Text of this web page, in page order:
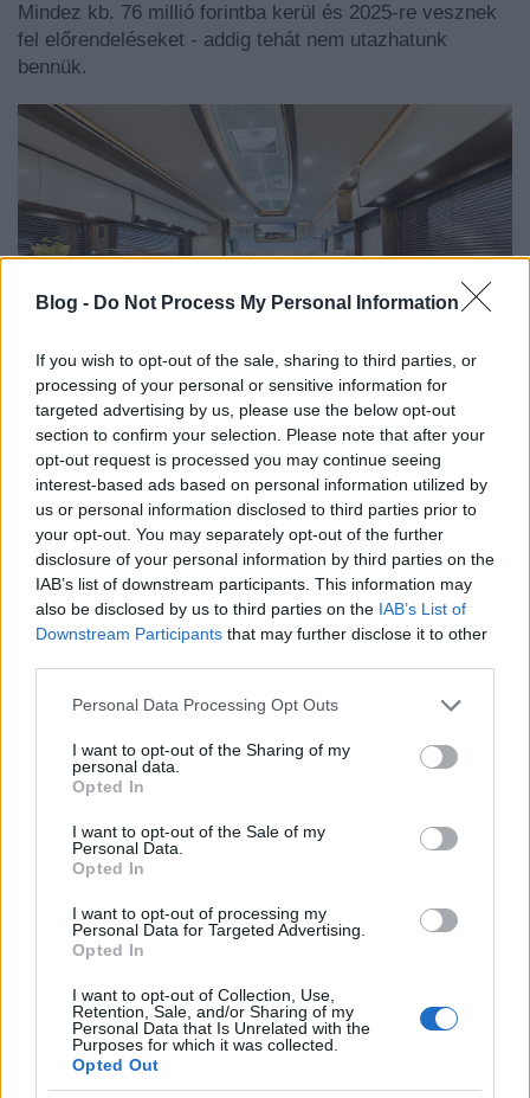
Blog - Do Not Process My Personal Information
If you wish to opt-out of the sale, sharing to third parties, or
processing of your personal or sensitive information for
targeted advertising by us, please use the below opt-out
section to confirm your selection. Please note that after your
opt-out request is processed you may continue seeing
interest-based ads based on personal information utilized by
us or personal information disclosed to third parties prior to
your opt-out. You may separately opt-out of the further
disclosure of your personal information by third parties on the
IAB’s list of downstream participants. This information may
also be disclosed by us to third parties on the IAB’s List of
Downstream Participants that may further disclose it to other
Please note that this website/app uses one or more Google
not limited to your visit or usage behaviour. You may click to
grant or deny consent to Google and its third-party tags to
use your data for below specified purposes in below Google
consent section.
Personal Data Processing Opt Outs
I want to opt-out of the Sharing of my
personal data.
Opted In
I want to opt-out of the Sale of my
Personal Data.
Opted In
I want to opt-out of processing my
Personal Data for Targeted Advertising.
Opted In
I want to opt-out of Collection, Use,
Retention, Sale, and/or Sharing of my
Personal Data that Is Unrelated with the
Purposes for which it was collected.
Opted Out
Mindez kb. 76 millió forintba kerül és 2025-re vesznek
fel előrendeléseket - addig tehát nem utazhatunk
bennük.